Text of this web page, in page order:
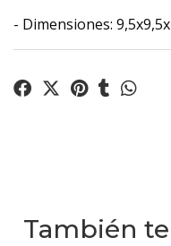
- Dimensiones:
También